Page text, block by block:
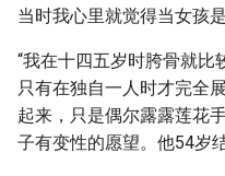
当时我心里就觉得当女孩
“我在十四五岁时胯骨就
只有在独自一人时才完全
起来，只是偶尔露露莲花
子有变性的愿望。他54岁